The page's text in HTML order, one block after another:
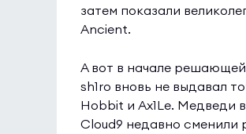
затем показали
Ancient.
А вот в начале
sh1ro вновь не выдавал
Hobbit и Ax1Le. Медведи
Cloud9 недавно сменили